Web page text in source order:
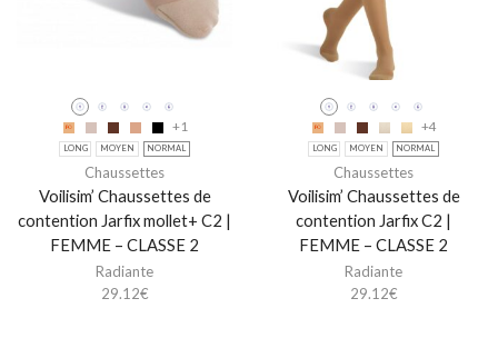
+1
LONG MOYEN NORMAL
Chaussettes
Voilisim’ Chaussettes de
contention Jarfix mollet+ C2 |
FEMME – CLASSE 2
Radiante
29.12€
+4
LONG MOYEN NORMAL
Chaussettes
Voilisim’ Chaussettes de
contention Jarfix C2 |
FEMME – CLASSE 2
Radiante
29.12€